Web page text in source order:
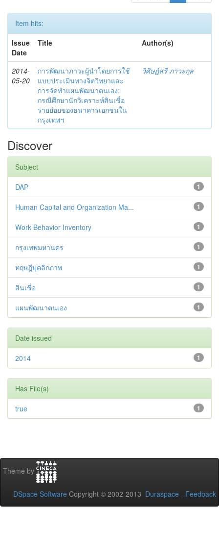
Item hits:
Issue
Date
Title Author(s)
2014-
05-20
การพัฒนาภาวะผู้นำโดยการใช้
แบบประเมินทางจิตวิทยาและ
การจัดทำแผนพัฒนาตนเอง:
กรณีศึกษานักวิเคราะห์สินเชื่อ
รายย่อยของธนาคารเอกชนใน
กรุงเทพฯ
วิศิษฎ์สรี ภาวะกุล
Discover
Subject
1
DAP
1
Human Capital and Organization Ma...
1
Work Behavior Inventory
1
กรุงเทพมหานคร
1
ทฤษฎีบุคลิกภาพ
1
สินเชื่อ
1
แผนพัฒนาตนเอง
Date issued
1
2014
Has File(s)
1
true
Theme by
DSpace Software Copyright © 2002-2013 Duraspace - Feedback